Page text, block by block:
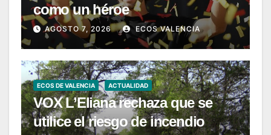
como un héroe
AGOSTO 7, 2026 ECOS VALENCIA
ECOS DE VALENCIA ACTUALIDAD
VOX L’Eliana rechaza que se
utilice el riesgo de incendio